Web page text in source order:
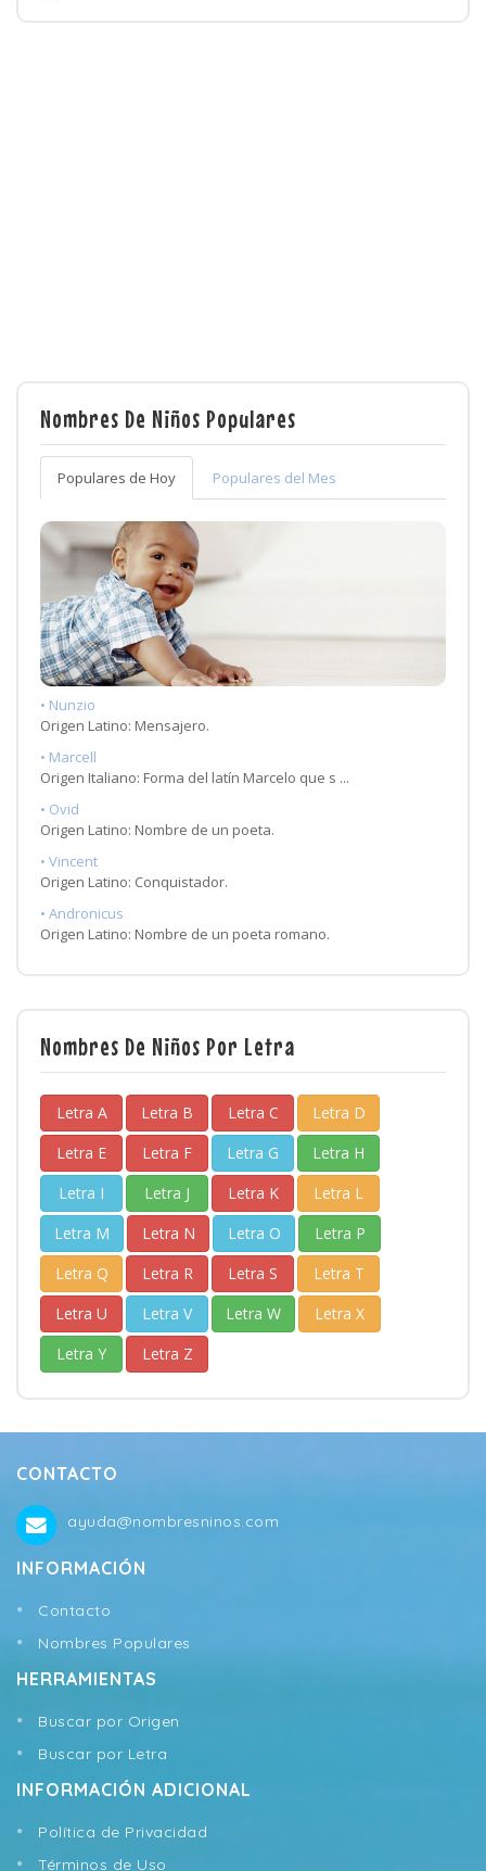
Nombres De Niños Populares
Populares de Hoy Populares del Mes
• Nunzio
Origen Latino: Mensajero.
• Marcell
Origen Italiano: Forma del latín Marcelo que s ...
• Ovid
Origen Latino: Nombre de un poeta.
• Vincent
Origen Latino: Conquistador.
• Andronicus
Origen Latino: Nombre de un poeta romano.
Nombres De Niños Por Letra
Letra A Letra B Letra C
Letra D
Letra E
Letra F Letra G
Letra H
Letra I
Letra J Letra K
Letra L
Letra M
Letra N Letra O
Letra P
Letra Q
Letra R Letra S
Letra T
Letra U
Letra V Letra W
Letra X
Letra Y
Letra Z
CONTACTO
ayuda@nombresninos.com
INFORMACIÓN
Contacto
Nombres Populares
HERRAMIENTAS
Buscar por Origen
Buscar por Letra
INFORMACIÓN ADICIONAL
Política de Privacidad
Términos de Uso